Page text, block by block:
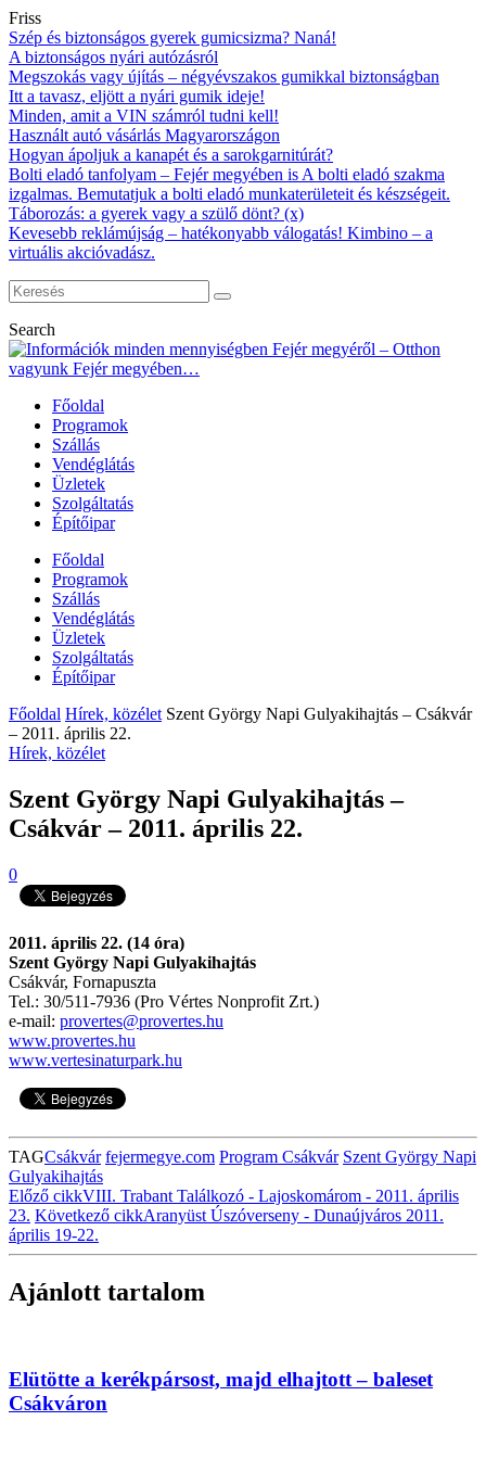
Friss
Szép és biztonságos gyerek gumicsizma? Naná!
A biztonságos nyári autózásról
Megszokás vagy újítás – négyévszakos gumikkal biztonságban
Itt a tavasz, eljött a nyári gumik ideje!
Minden, amit a VIN számról tudni kell!
Használt autó vásárlás Magyarországon
Hogyan ápoljuk a kanapét és a sarokgarnitúrát?
Bolti eladó tanfolyam – Fejér megyében is A bolti eladó szakma
izgalmas. Bemutatjuk a bolti eladó munkaterületeit és készségeit.
Táborozás: a gyerek vagy a szülő dönt? (x)
Kevesebb reklámújság – hatékonyabb válogatás! Kimbino – a
virtuális akcióvadász.
Search
Főoldal
Programok
Szállás
Vendéglátás
Üzletek
Szolgáltatás
Építőipar
Főoldal
Programok
Szállás
Vendéglátás
Üzletek
Szolgáltatás
Építőipar
Főoldal Hírek, közélet Szent György Napi Gulyakihajtás – Csákvár
– 2011. április 22.
Hírek, közélet
Szent György Napi Gulyakihajtás –
Csákvár – 2011. április 22.
0
2011. április 22. (14 óra)
Szent György Napi Gulyakihajtás
Csákvár, Fornapuszta
Tel.: 30/511-7936 (Pro Vértes Nonprofit Zrt.)
e-mail: provertes@provertes.hu
www.provertes.hu
www.vertesinaturpark.hu
TAGCsákvár fejermegye.com Program Csákvár Szent György Napi
Gulyakihajtás
Előző cikkVIII. Trabant Találkozó - Lajoskomárom - 2011. április
23. Következő cikkAranyüst Úszóverseny - Dunaújváros 2011.
április 19-22.
Ajánlott tartalom
Elütötte a kerékpársost, majd elhajtott – baleset
Csákváron